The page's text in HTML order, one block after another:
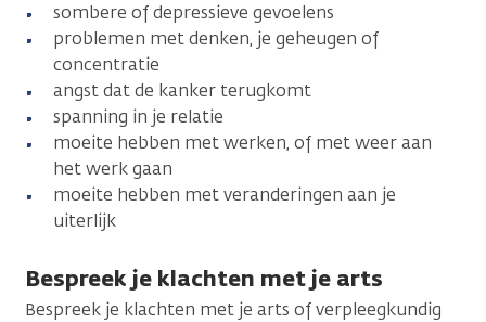
sombere of depressieve gevoelens
problemen met denken, je geheugen of
concentratie
angst dat de kanker terugkomt
spanning in je relatie
moeite hebben met werken, of met weer aan
het werk gaan
moeite hebben met veranderingen aan je
uiterlijk
Bespreek je klachten met je arts
Bespreek je klachten met je arts of verpleegkundig